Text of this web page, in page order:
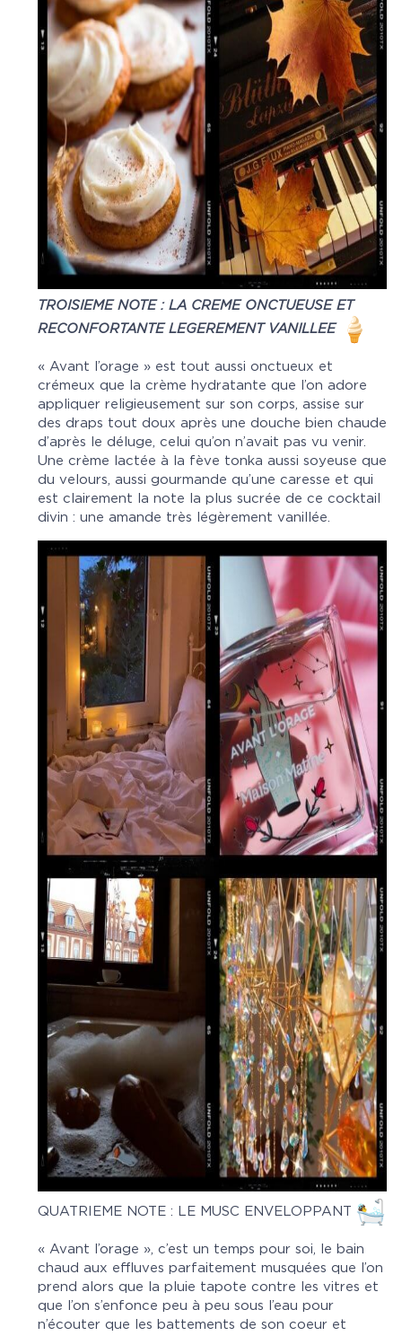
TROISIEME NOTE : LA CREME ONCTUEUSE ET
RECONFORTANTE LEGEREMENT VANILLEE
« Avant l’orage » est tout aussi onctueux et
crémeux que la crème hydratante que l’on adore
appliquer religieusement sur son corps, assise sur
des draps tout doux après une douche bien chaude
d’après le déluge, celui qu’on n’avait pas vu venir.
Une crème lactée à la fève tonka aussi soyeuse que
du velours, aussi gourmande qu’une caresse et qui
est clairement la note la plus sucrée de ce cocktail
divin : une amande très légèrement vanillée.
QUATRIEME NOTE : LE MUSC ENVELOPPANT
« Avant l’orage », c’est un temps pour soi, le bain
chaud aux effluves parfaitement musquées que l’on
prend alors que la pluie tapote contre les vitres et
que l’on s’enfonce peu à peu sous l’eau pour
n’écouter que les battements de son coeur et